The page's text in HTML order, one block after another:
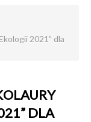
2021” dla
DLA